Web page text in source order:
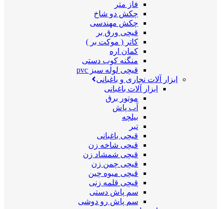
فاز متر
چکش دو شاخ
چکش مهندسی
قیچی ورق بر
کاتر ( موکت بر )
کمان اره
منگنه کوب دستی
قیچی لوله سبز pvc
ابزار آلات نجاری و باغبانی
ابزار آلات باغبانی
موتور برق
آب پاش
بیلچه
تبر
قیچی باغبانی
قیچی شاخه زن
قیچی شمشاد زن
قیچی چمن زن
قیچی میوه چین
قیچی قلمه زنی
سم پاش دستی
سم پاش رو دوشی